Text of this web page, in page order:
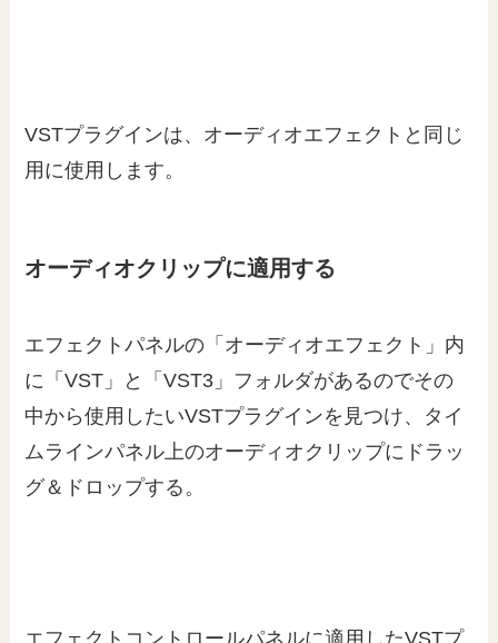
VSTプラグインは、オーディオエフェクトと同じ
用に使用します。
オーディオクリップに適用する
エフェクトパネルの「オーディオエフェクト」内
に「VST」と「VST3」フォルダがあるのでその
中から使用したいVSTプラグインを見つけ、タイ
ムラインパネル上のオーディオクリップにドラッ
グ＆ドロップする。
エフェクトコントロールパネルに適用したVSTプ